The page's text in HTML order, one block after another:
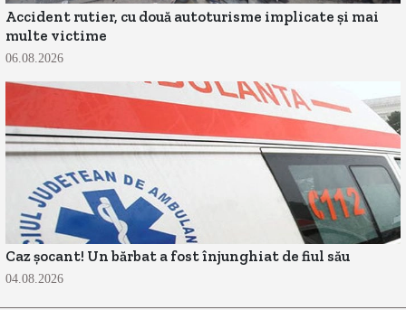
Accident rutier, cu două autoturisme implicate și mai
multe victime
06.08.2026
Caz șocant! Un bărbat a fost înjunghiat de fiul său
04.08.2026